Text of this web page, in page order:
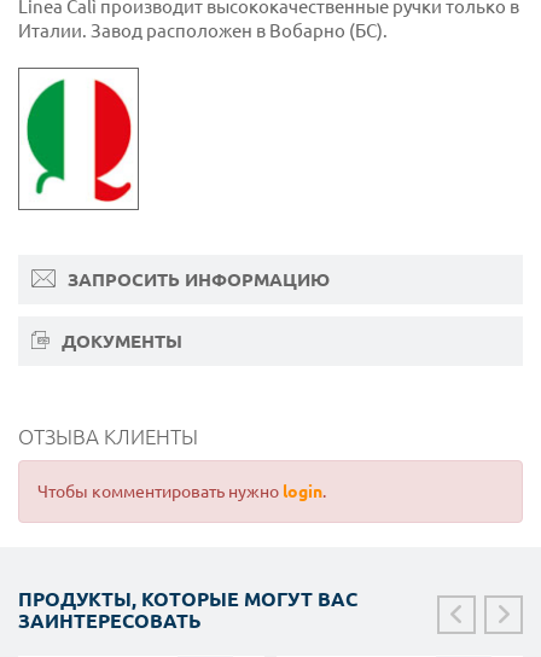
Linea Calì производит высококачественные ручки только в
Италии. Завод расположен в Вобарно (БС).
ЗАПРОСИТЬ ИНФОРМАЦИЮ
ДОКУМЕНТЫ
ОТЗЫВА КЛИЕНТЫ
Чтобы комментировать нужно login.
ПРОДУКТЫ, КОТОРЫЕ МОГУТ ВАС
ЗАИНТЕРЕСОВАТЬ